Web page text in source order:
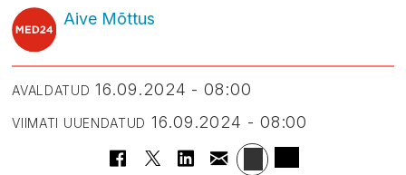
Aive Mõttus
AVALDATUD 16.09.2024 - 08:00
VIIMATI UUENDATUD 16.09.2024 - 08:00